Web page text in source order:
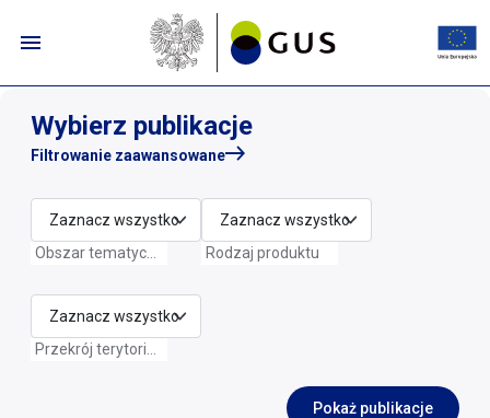
Publikacje | GUS - Portal
Przejdź do menu nawigacyjnego
Przejdź do wyszukiwarki
Wybierz publikacje
Filtrowanie zaawansowane
Zaznacz wszystko
Zaznacz wszystko
Rodzaj produktu
Zaznacz wszystko
Pokaż publikacje